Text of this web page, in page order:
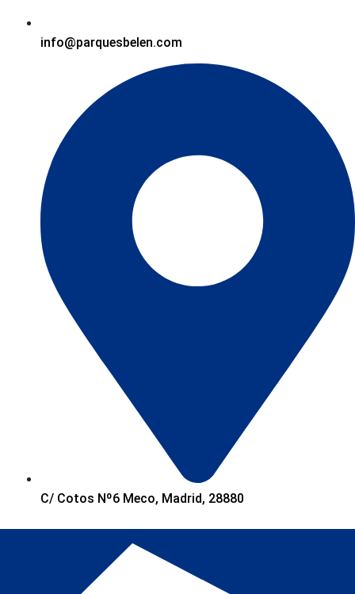
info@parquesbelen.com
C/ Cotos Nº6 Meco, Madrid, 28880